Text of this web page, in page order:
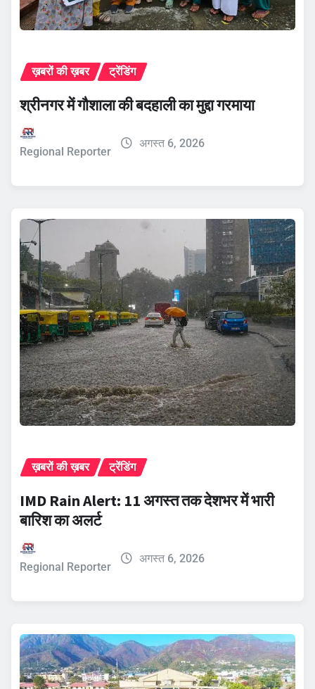
ख़बरों की ख़बर ट्रेंडिंग
श्रीनगर में गौशाला की बदहाली का मुद्दा गरमाया
Regional Reporter
अगस्त 6, 2026
ख़बरों की ख़बर ट्रेंडिंग
IMD Rain Alert: 11 अगस्त तक देशभर में भारी
बारिश का अलर्ट
Regional Reporter
अगस्त 6, 2026